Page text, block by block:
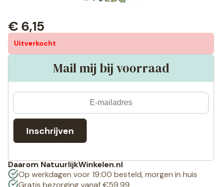
Uitverkocht
€ 6,15
Mail mij bij voorraad
Inschrijven
Daarom NatuurlijkWinkelen.nl
Op werkdagen voor 19:00 besteld, morgen in huis
Gratis bezorging vanaf €59,99